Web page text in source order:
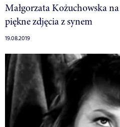
Małgorzata Kożuchowska
piękne zdjęcia z synem
19.08.2019